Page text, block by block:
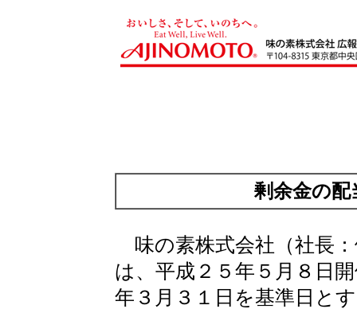
剰余金の
味の素株式会社（社長
は、平成２５年５月８日
年３月３１日を基準日と